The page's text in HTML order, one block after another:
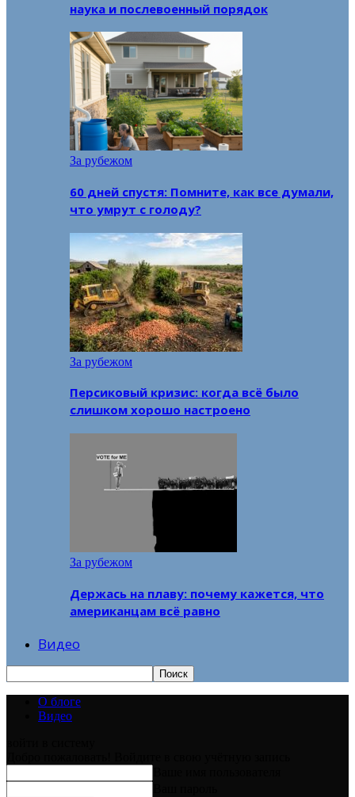
наука и послевоенный порядок
За рубежом
60 дней спустя: Помните, как все думали,
что умрут с голоду?
За рубежом
Персиковый кризис: когда всё было
слишком хорошо настроено
За рубежом
Держась на плаву: почему кажется, что
американцам всё равно
Видео
О блоге
Видео